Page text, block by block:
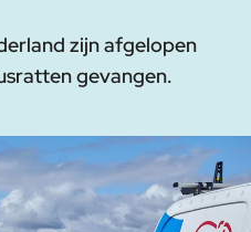
zijn afgelopen
gevangen.